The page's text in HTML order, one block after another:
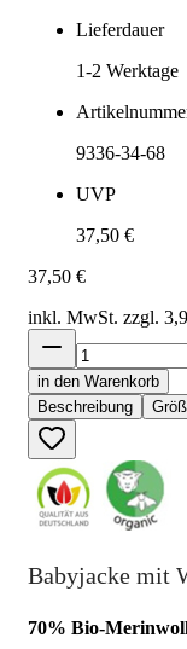
Lieferdauer
1-2 Werktage
9336-34-68
UVP
37,50 €
37,50 €
inkl. MwSt. zzgl.
in den Warenkorb
Beschreibung
Babyjacke mit
70% Bio-